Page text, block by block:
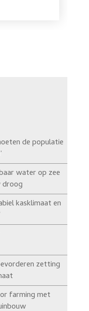
de populatie
water op zee
droog
kasklimaat en
zetting
farming met